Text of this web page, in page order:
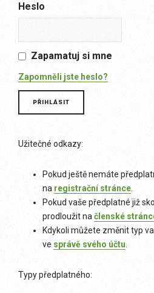
Heslo
Zapamatuj si mne
Zapomněli jste heslo?
Užitečné odkazy:
Pokud ještě nemáte
na registrační stránce
Pokud vaše předplatné již
prodloužit na členské
Kdykoli můžete změnit typ
ve správě svého účtu
Typy předplatného: